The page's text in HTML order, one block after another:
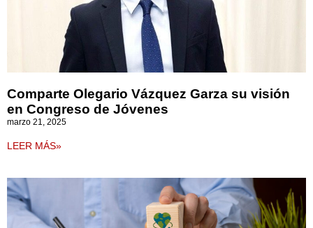
Comparte Olegario Vázquez Garza su visión
en Congreso de Jóvenes
marzo 21, 2025
LEER MÁS»